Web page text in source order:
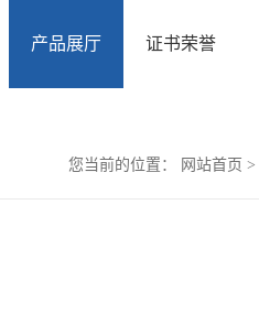
产品展厅 证书荣誉
您当前的位置： 网站首页 >